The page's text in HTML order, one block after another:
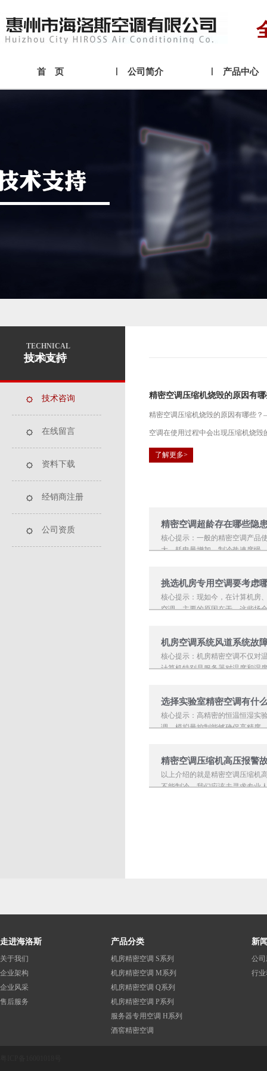
首 页 公司简介 产品中心
TECHNICAL
SUPPORT
技术支持
技术咨询
在线留言
资料下载
经销商注册
公司资质
精密空调压缩机烧毁的原因有
精密空调压缩机烧毁的原因有哪些
空调在使用过程中会出现压缩机烧毁
了解更多>
精密空调超龄存在哪些隐
核心提示：一般的精密空调产品
大、耗电量增加、制冷热速度慢
挑选机房专用空调要考虑
核心提示：现如今，在计算机房
空调，主要的原因在于，这些场
机房空调系统风道系统故
核心提示：机房精密空调不仅对
计算机特别是服务器对温度和湿
选择实验室精密空调有什
核心提示：高精密的恒温恒湿实
调，模拟量控制能够确保高精度
精密空调压缩机高压报警
以上介绍的就是精密空调压缩机
不能制冷，我们应该去寻求专业
走进海洛斯
关于我们
企业架构
企业风采
售后服务
产品分类
机房精密空调 S系列
机房精密空调 M系列
机房精密空调 Q系列
机房精密空调 P系列
服务器专用空调 H系列
酒窖精密空调
新
公
行